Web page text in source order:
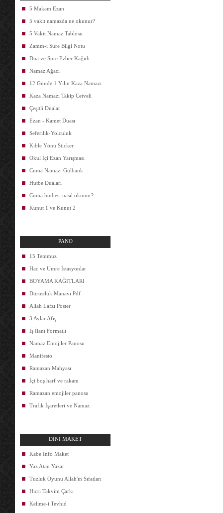
5 Makam Ezan
5 vakit namazda ne okunur?
5 Vakit Namaz Tablosu
Zamm-ı Sure Bilgi Notu
Dua ve Sure Ezber Kağıdı
Namaz Ağacı
12 Günde 1 Yılın Kaza Namazı
Kaza Namazı Takip Cetveli
Çeşitli Dualar
Ezan - Kamet Duası
Seferilik-Yolculuk
Kıble Yönü Sticker
Okul İçi Ezan Yarışması
Cuma Namazı Gülbank
Hutbe Duaları
Cuma hutbesi nasıl okunur?
Kunut 1 ve Kunut 2
PANO
15 Temmuz
Hac ve Umre İstasyonlar
BOYAMA KAĞITLARI
Dürüstlük Manavı Pdf
Allah Lafzı Poster
3 Aylar Afiş
İş İlanı Formatlı
Namaz Emojiler Panosu
Manifesto
Ramazan Mahyası
İçi boş harf ve rakam
Ramazan emojiler panosu
Trafik İşaretleri ve Namaz
DİNİ MAKET
Kabe İnfo Maket
Yaz Atan Yazar
Tuzluk Oyunu Allah'ın Sıfatları
Hicri Takvim Çarkı
Kelime-i Tevhid